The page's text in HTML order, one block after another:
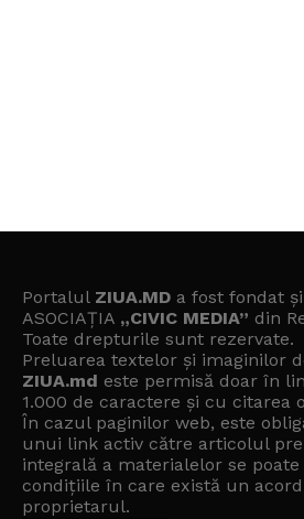
Portalul ZIUA.MD a fost fondat
ASOCIAȚIA „CIVIC MEDIA” din
Toate drepturile sunt rezervate.
Preluarea textelor și imaginilor
ZIUA.md este permisă doar în
1.000 de caractere și cu citarea
În cazul paginilor web, este
unui link activ către articolul
integrală a materialelor se
condițiile în care există un
proprietarul.